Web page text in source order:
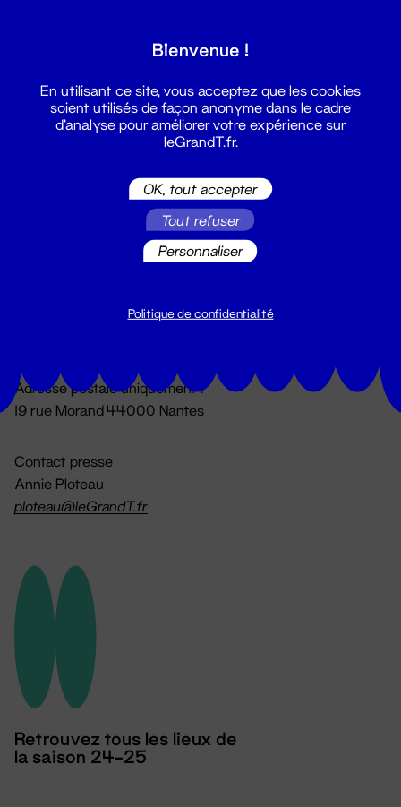
Du lundi au vendredi 14h → 18h
Adresse postale uniquement :
19 rue Morand 44000 Nantes
Contact presse
Annie Ploteau
ploteau@leGrandT.fr
Retrouvez tous les lieux de
la saison 24-25
Bienvenue !
En utilisant ce site, vous acceptez que les cookies
soient utilisés de façon anonyme dans le cadre
d'analyse pour améliorer votre expérience sur
leGrandT.fr.
OK, tout accepter
Tout refuser
Personnaliser
Politique de confidentialité